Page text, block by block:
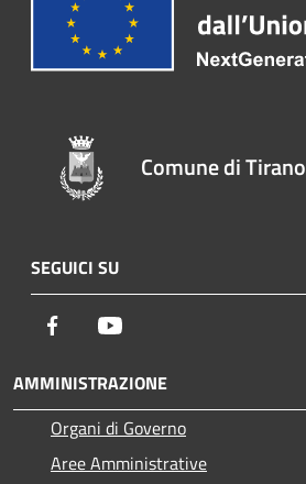
Comune di Tirano
SEGUICI SU
Facebook
AMMINISTRAZIONE
Organi di Governo
Aree Amministrative